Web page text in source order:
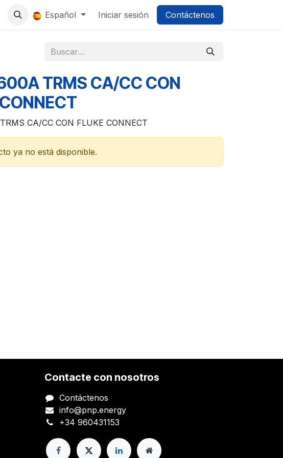
0 Español Iniciar sesión Contáctenos
TRMS CA/CC CON
CA/CC CON FLUKE CONNECT
ya no está disponible.
Contacte con nosotros
Contáctenos
info@pnp.energy
+34 960431153